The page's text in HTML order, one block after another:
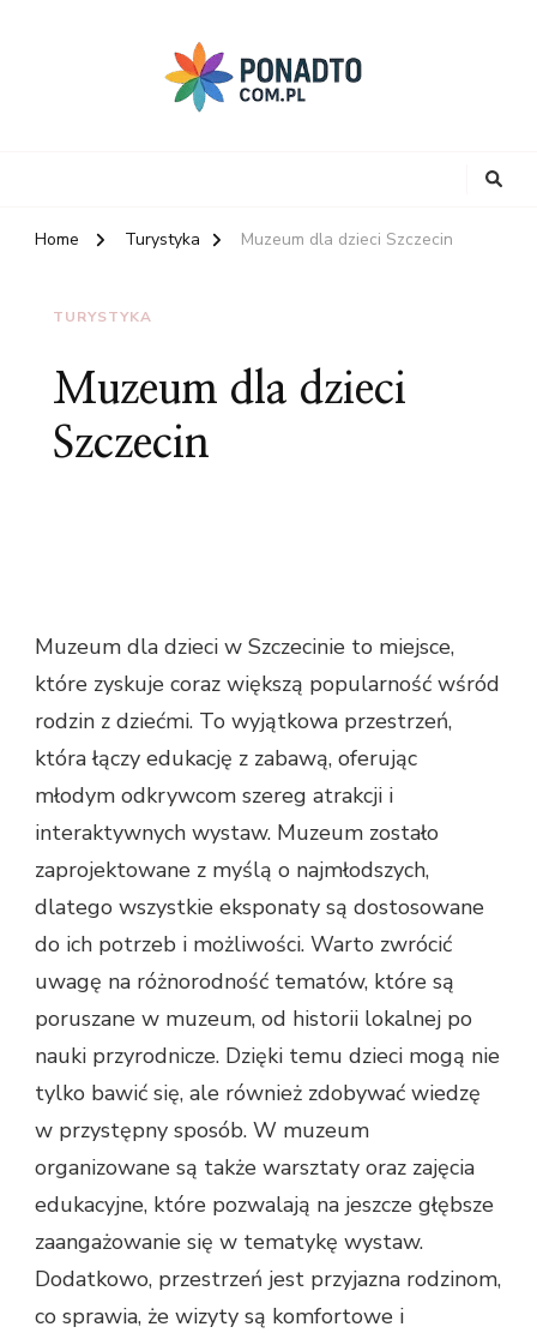
Home Turystyka Muzeum dla dzieci Szczecin
TURYSTYKA
Muzeum dla dzieci
Szczecin
Muzeum dla dzieci w Szczecinie to miejsce,
które zyskuje coraz większą popularność wśród
rodzin z dziećmi. To wyjątkowa przestrzeń,
która łączy edukację z zabawą, oferując
młodym odkrywcom szereg atrakcji i
interaktywnych wystaw. Muzeum zostało
zaprojektowane z myślą o najmłodszych,
dlatego wszystkie eksponaty są dostosowane
do ich potrzeb i możliwości. Warto zwrócić
uwagę na różnorodność tematów, które są
poruszane w muzeum, od historii lokalnej po
nauki przyrodnicze. Dzięki temu dzieci mogą nie
tylko bawić się, ale również zdobywać wiedzę
w przystępny sposób. W muzeum
organizowane są także warsztaty oraz zajęcia
edukacyjne, które pozwalają na jeszcze głębsze
zaangażowanie się w tematykę wystaw.
Dodatkowo, przestrzeń jest przyjazna rodzinom,
co sprawia, że wizyty są komfortowe i